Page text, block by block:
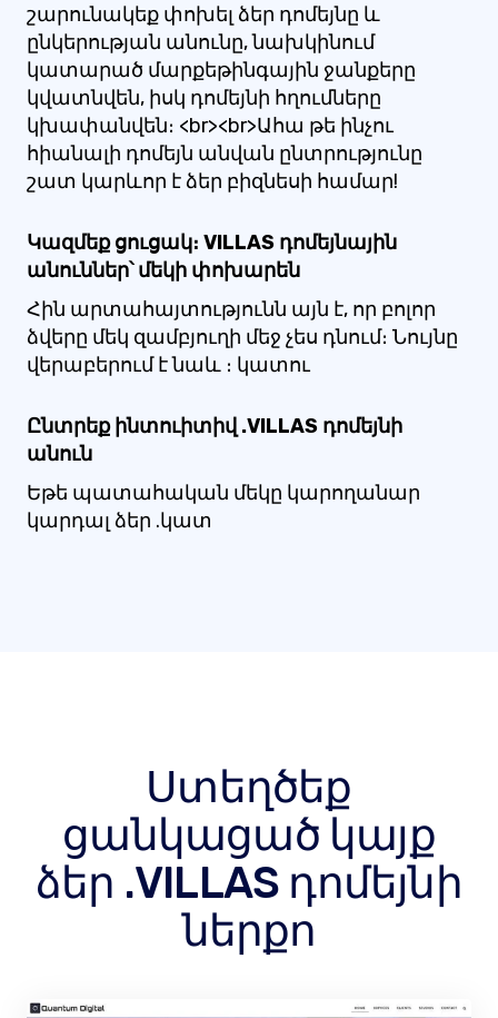
շարունակեք փոխել ձեր դոմեյնը և
ընկերության անունը, նախկինում
կատարած մարքեթինգային ջանքերը
կվատնվեն, իսկ դոմեյնի հղումները
կխափանվեն։ <br><br>Ահա թե ինչու
հիանալի դոմեյն անվան ընտրությունը
շատ կարևոր է ձեր բիզնեսի համար!
Կազմեք ցուցակ։ VILLAS դոմեյնային
անուններ՝ մեկի փոխարեն
Հին արտահայտությունն այն է, որ բոլոր
ձվերը մեկ զամբյուղի մեջ չես դնում։ Նույնը
վերաբերում է նաև ։ կատու
Ընտրեք ինտուիտիվ .VILLAS դոմեյնի
անուն
Եթե ​​պատահական մեկը կարողանար
կարդալ ձեր .կատ
Ստեղծեք
ցանկացած կայք
ձեր .VILLAS դոմեյնի
ներքո